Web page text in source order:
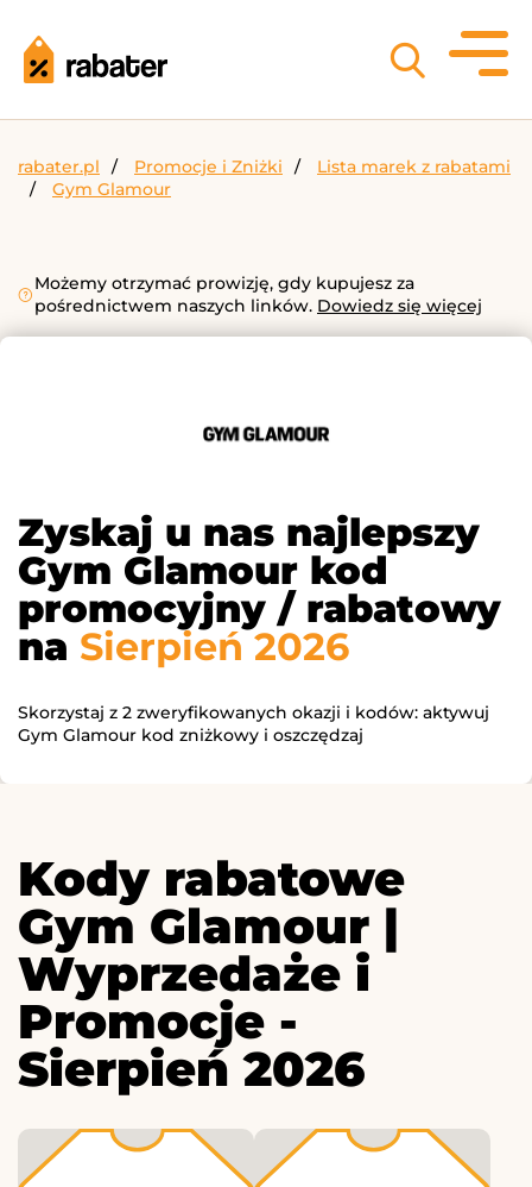
rabater.pl Promocje i Zniżki
Lista marek z rabatami
Gym Glamour
Możemy otrzymać prowizję, gdy kupujesz za
pośrednictwem naszych linków. Dowiedz się więcej
Zyskaj u nas najlepszy
Gym Glamour kod
promocyjny / rabatowy
na Sierpień 2026
Skorzystaj z 2 zweryfikowanych okazji i kodów: aktywuj
Gym Glamour kod zniżkowy i oszczędzaj
Kody rabatowe
Gym Glamour |
Wyprzedaże i
Promocje -
Sierpień 2026